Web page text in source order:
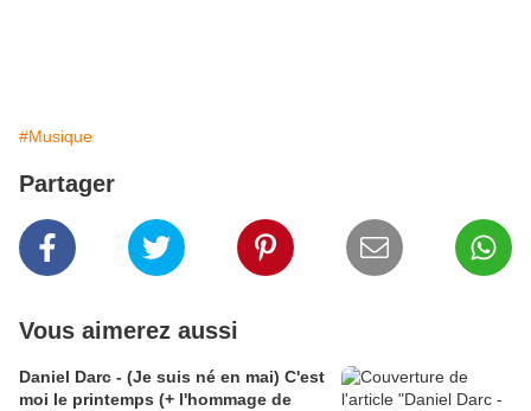
#Musique
Partager
Vous aimerez aussi
Daniel Darc - (Je suis né en mai) C'est
moi le printemps (+ l'hommage de